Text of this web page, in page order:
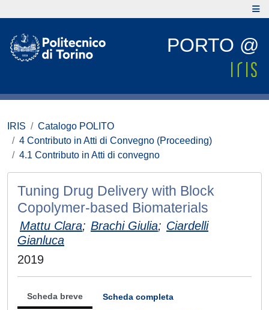
PORTO @
IRIS
Catalogo POLITO
4 Contributo in Atti di Convegno (Proceeding)
4.1 Contributo in Atti di convegno
Tuning Drug Delivery with Block
Copolymer-based Biomaterials
Mattu Clara; Brachi Giulia; Ciardelli
Gianluca
2019
Scheda breve Scheda completa